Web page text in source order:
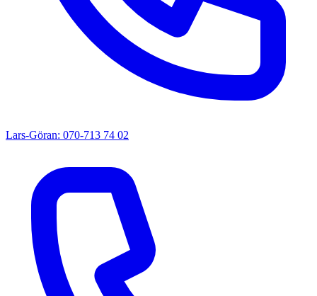
Lars-Göran: 070-713 74 02